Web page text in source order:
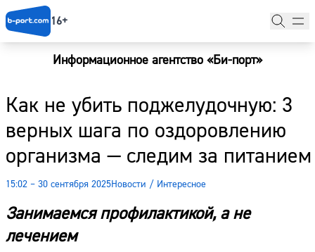
16+
Информационное агентство «Би-порт»
Как не убить поджелудочную: 3
верных шага по оздоровлению
организма — следим за питанием
15:02 – 30 сентября 2025Новости / Интересное
Занимаемся профилактикой, а не
лечением
Новости
Наши гости
Фоторепортажи
Погода
Курсы валют